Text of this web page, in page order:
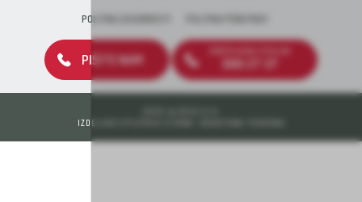
POLITIKA ZASEBNOSTI
PIŠITE NAM 080 27 37
IZDELAVA SPLETNIH STRANI: KREATIVNA TOVARNA